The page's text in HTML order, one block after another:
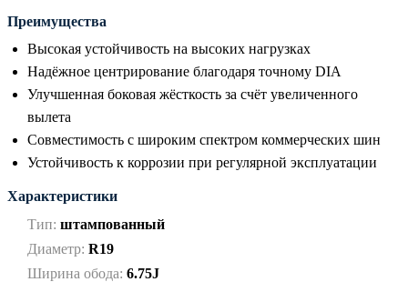
Преимущества
Высокая устойчивость на высоких нагрузках
Надёжное центрирование благодаря точному DIA
Улучшенная боковая жёсткость за счёт увеличенного
вылета
Совместимость с широким спектром коммерческих шин
Устойчивость к коррозии при регулярной эксплуатации
Характеристики
Тип: штампованный
Диаметр: R19
Ширина обода: 6.75J